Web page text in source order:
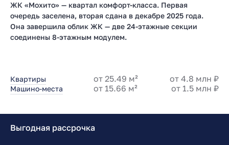
ЖК «Мохито» — квартал комфорт-класса. Первая
очередь заселена, вторая сдана в декабре 2025 года.
Она завершила облик ЖК — две 24-этажные секции
соединены 8-этажным модулем.
Квартиры от 25.49 м² от 4.8 млн ₽
Машино-места от 15.66 м² от 1.5 млн ₽
Выгодная рассрочка